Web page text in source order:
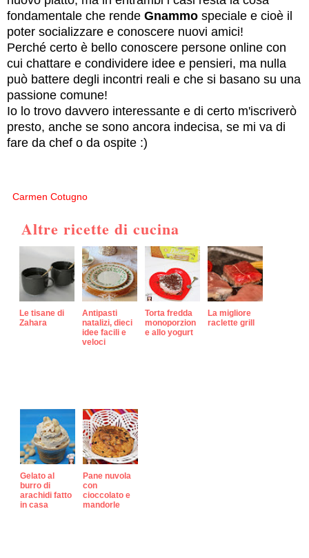
fondamentale che rende Gnammo speciale e cioè il
poter socializzare e conoscere nuovi amici!
Perché certo è bello conoscere persone online con
cui chattare e condividere idee e pensieri, ma nulla
può battere degli incontri reali e che si basano su una
passione comune!
Io lo trovo davvero interessante e di certo m'iscriverò
presto, anche se sono ancora indecisa, se mi va di
fare da chef o da ospite :)
Carmen Cotugno
Altre ricette di cucina
Le tisane di
Zahara
Antipasti
natalizi, dieci
idee facili e
veloci
Torta fredda
monoporzion
e allo yogurt
La migliore
raclette grill
Gelato al
burro di
arachidi fatto
in casa
Pane nuvola
con
cioccolato e
mandorle